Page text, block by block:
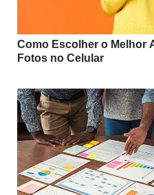
Como Escolher o Melhor
Fotos no Celular